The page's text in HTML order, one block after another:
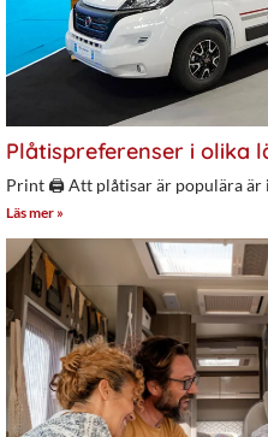
Plåtispreferenser i olika
Print 🖨 Att plåtisar är populära är
Läs mer »